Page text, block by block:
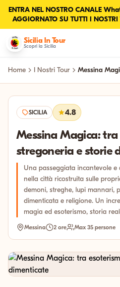
ENTRA NEL NOSTRO CANALE
AGGIORNATO SU TUTTI I NOSTRI
Sicilia In Tour
Scopri la Sicilia
Home I Nostri Tour Messina
SICILIA 4.8
Messina Magica: tra
stregoneria e storie
Una passeggiata incantevole
nella città ricostruita sulle
demoni, streghe, lupi mannari,
dimenticata e religione. Un
magia ed esoterismo, storia
Messina 2 ore Max 35 persone